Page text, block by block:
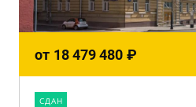
от 18 479 480 ₽
CДАН